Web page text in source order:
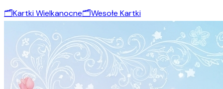
🗂️Kartki Wielkanocne🗂️Wesołe Kartki